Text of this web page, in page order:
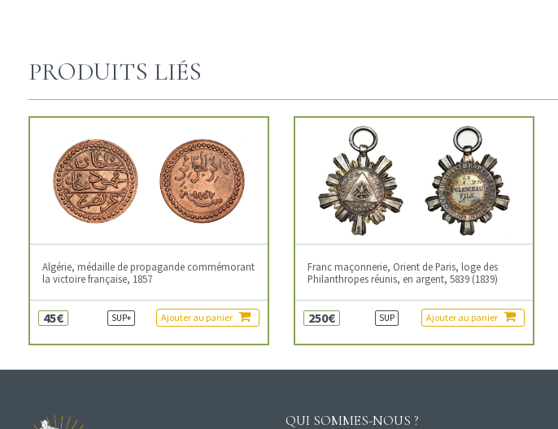
PRODUITS LIÉS
Algérie, médaille de propagande commémorant
la victoire française, 1857
45€ SUP+ Ajouter au panier
Franc maçonnerie, Orient de Paris, loge des
Philanthropes réunis, en argent, 5839 (1839)
250€ SUP Ajouter au panier
QUI SOMMES-NOUS ?